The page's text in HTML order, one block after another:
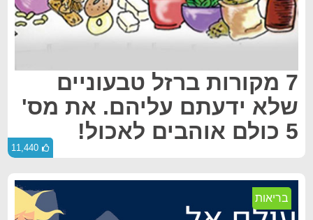
7 מקורות ברזל טבעוניים
שלא ידעתם עליהם. את מס'
5 כולם אוהבים לאכול!
11,440
בריאות